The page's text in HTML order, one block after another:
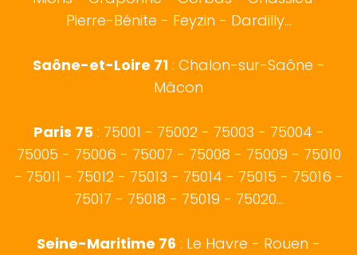
Pierre-Bénite - Feyzin - Dardilly...
Saône-et-Loire 71: Chalon-sur-Saône -
Mâcon
Paris 75: 75001 - 75002 - 75003 - 75004 -
75005 - 75006 - 75007 - 75008 - 75009 - 75010
- 75011 - 75012 - 75013 - 75014 - 75015 - 75016 -
75017 - 75018 - 75019 - 75020...
Seine-Maritime 76 : Le Havre - Rouen -